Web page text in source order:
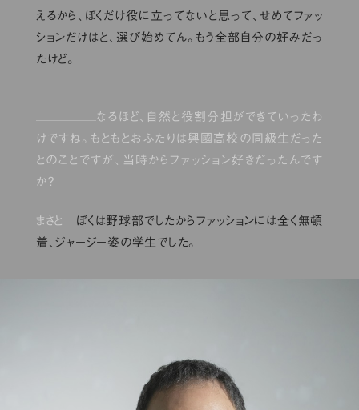
えるから、ぼくだけ役に立ってないと思って、せめてファッ
ションだけはと、選び始めてん。もう全部自分の好みだっ
たけど。
なるほど、自然と役割分担ができていったわ
けですね。もともとおふたりは興國高校の同級生だった
とのことですが、当時からファッション好きだったんです
か？
まさと
ぼくは野球部でしたからファッションには全く無頓
着、ジャージー姿の学生でした。